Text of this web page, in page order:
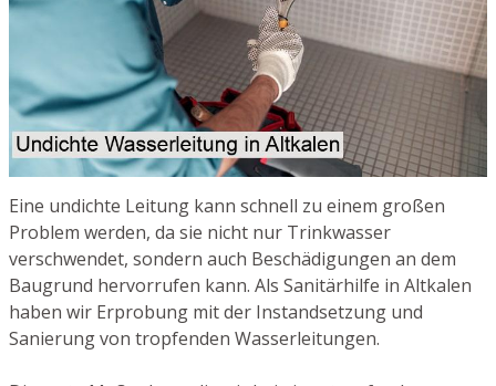
Eine undichte Leitung kann schnell zu einem großen
Problem werden, da sie nicht nur Trinkwasser
verschwendet, sondern auch Beschädigungen an dem
Baugrund hervorrufen kann. Als Sanitärhilfe in Altkalen
haben wir Erprobung mit der Instandsetzung und
Sanierung von tropfenden Wasserleitungen.